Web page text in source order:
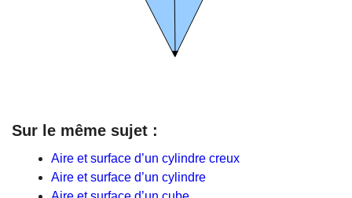
Sur le même sujet :
Aire et surface d’un cylindre creux
Aire et surface d’un cylindre